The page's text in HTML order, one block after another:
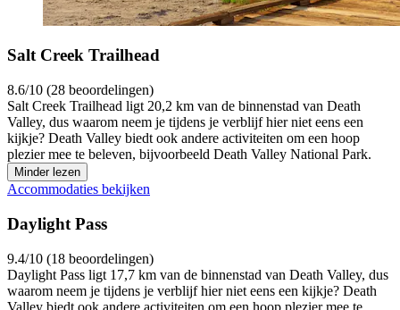
Salt Creek Trailhead
8.6/10 (28 beoordelingen)
Salt Creek Trailhead ligt 20,2 km van de binnenstad van Death
Valley, dus waarom neem je tijdens je verblijf hier niet eens een
kijkje? Death Valley biedt ook andere activiteiten om een hoop
plezier mee te beleven, bijvoorbeeld Death Valley National Park.
Minder lezen
Accommodaties bekijken
Daylight Pass
9.4/10 (18 beoordelingen)
Daylight Pass ligt 17,7 km van de binnenstad van Death Valley, dus
waarom neem je tijdens je verblijf hier niet eens een kijkje? Death
Valley biedt ook andere activiteiten om een hoop plezier mee te